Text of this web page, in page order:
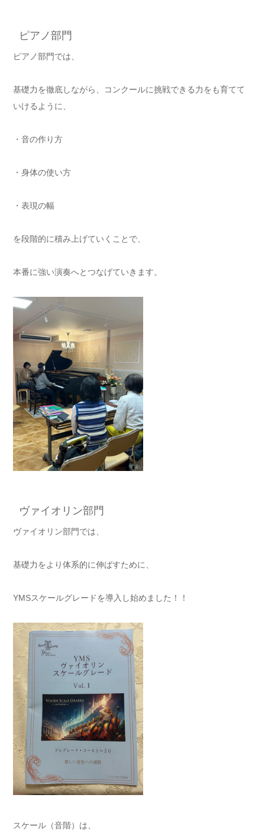
ピアノ部門
ピアノ部門では、
基礎力を徹底しながら、コンクールに挑戦できる力をも育てて
いけるように、
・音の作り方
・身体の使い方
・表現の幅
を段階的に積み上げていくことで、
本番に強い演奏へとつなげていきます。
ヴァイオリン部門
ヴァイオリン部門では、
基礎力をより体系的に伸ばすために、
YMSスケールグレードを導入し始めました！！
スケール（音階）は、